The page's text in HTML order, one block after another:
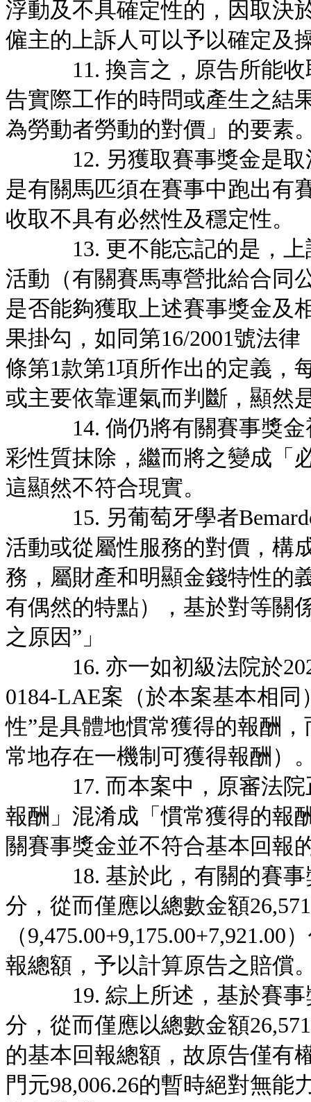
浮動及不具確定性的，因取決
僱主的上訴人可以予以確定及
11. 換言之，原告所能收取
告實際工作的時問或產生之結
為勞動者勞動的對價」的要素
12. 另獲取賽事獎金是取決
是有關馬匹須在賽事中跑出有
收取不具有必然性及穩定性。
13. 更不能忘記的是，上訴
活動（有關賽馬專營批給合同
是否能夠獲取上述賽事獎金及
果掛勾，如同第16/2001號法
條第1款第1項所作出的定義，
或主要依靠運氣而判斷，顯然
14. 倘仍將有關賽事獎金視
彩性質抹除，繼而將之變成「
這顯然不符合現實。
15. 另葡萄牙學者Bemardo
活動或從屬性服務的對價，構
務，屬財產和明顯金錢特性的
有偶然的特點），基於對等關
之原因”」
16. 亦一如初級法院於
0184-LAE案（於本案基本相
性”是具體地慣常獲得的報酬
常地存在一機制可獲得報酬）
17. 而本案中，原審法院正
報酬」混淆成「慣常獲得的報
關賽事獎金並不符合基本回報
18. 基於此，有關的賽事
分，從而僅應以總數金額
（
報總額，予以計算原告之賠償
19. 綜上所述，基於賽事
分，從而僅應以總數金額
的基本回報總額，故原告僅有
門元98,006.26的暫時絕對無能